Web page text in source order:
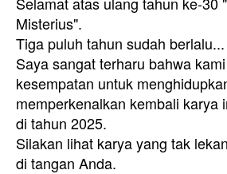
Misterius".
Tiga puluh tahun sudah berlalu...
Saya sangat terharu bahwa
kesempatan untuk
memperkenalkan kembali karya
di tahun 2025.
Silakan lihat karya yang tak
di tangan Anda.